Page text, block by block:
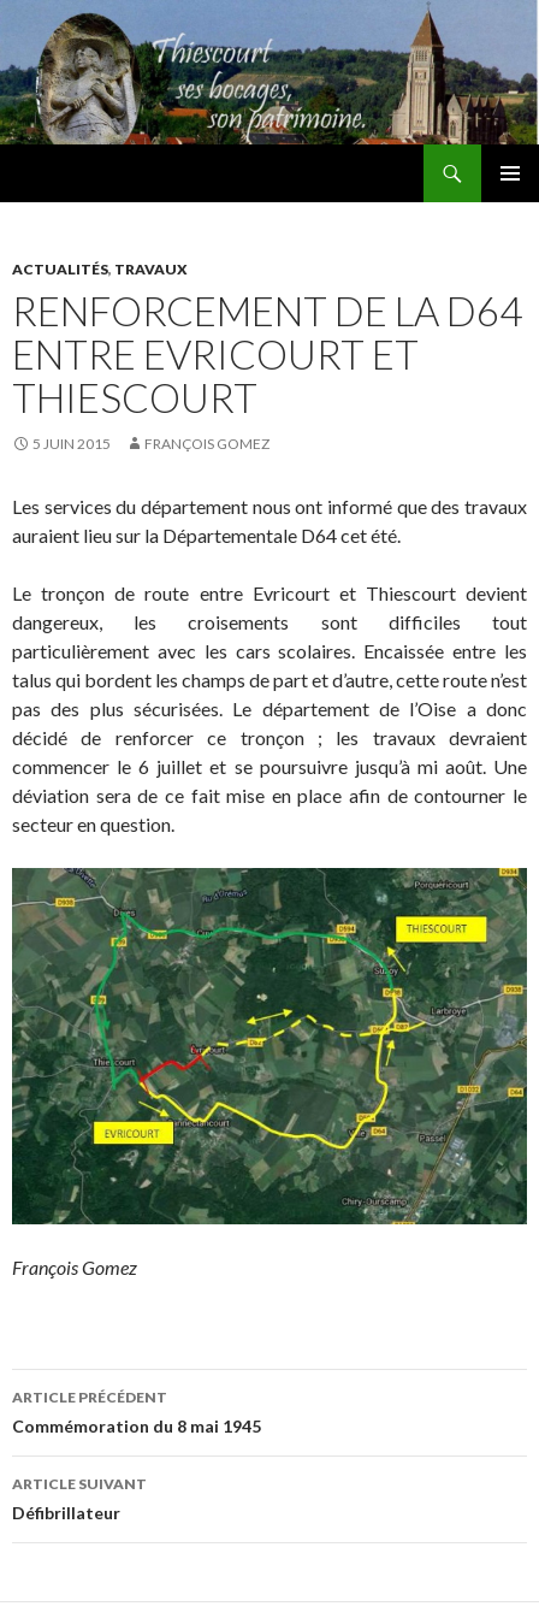
ACTUALITÉS, TRAVAUX
RENFORCEMENT DE LA D64
ENTRE EVRICOURT ET
THIESCOURT
5 JUIN 2015 FRANÇOIS GOMEZ
Les services du département nous ont informé que des travaux
auraient lieu sur la Départementale D64 cet été.
Le tronçon de route entre Evricourt et Thiescourt devient
dangereux, les croisements sont difficiles tout
particulièrement avec les cars scolaires. Encaissée entre les
talus qui bordent les champs de part et d’autre, cette route n’est
pas des plus sécurisées. Le département de l’Oise a donc
décidé de renforcer ce tronçon ; les travaux devraient
commencer le 6 juillet et se poursuivre jusqu’à mi août. Une
déviation sera de ce fait mise en place afin de contourner le
secteur en question.
François Gomez
Navigation
des
articles
ARTICLE PRÉCÉDENT
Commémoration du 8 mai 1945
ARTICLE SUIVANT
Défibrillateur